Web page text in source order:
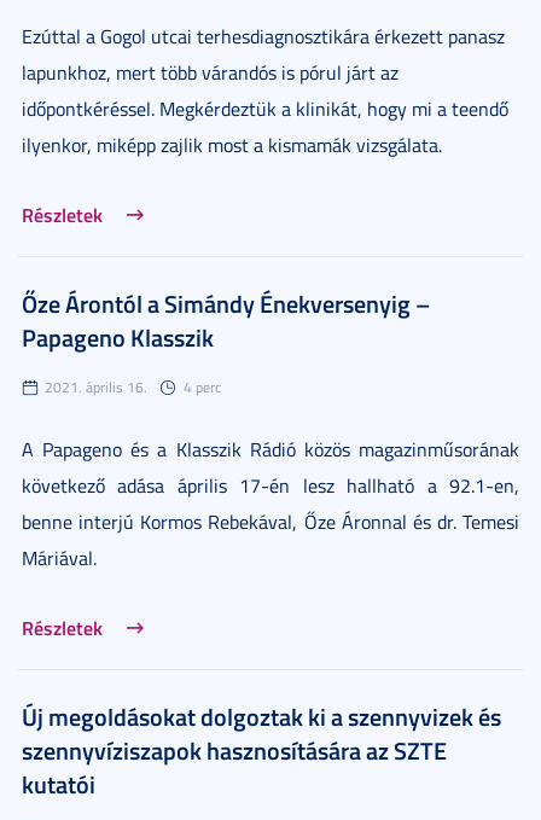
Ezúttal a Gogol utcai terhesdiagnosztikára érkezett panasz
lapunkhoz, mert több várandós is pórul járt az
időpontkéréssel. Megkérdeztük a klinikát, hogy mi a teendő
ilyenkor, miképp zajlik most a kismamák vizsgálata.
Részletek
Őze Árontól a Simándy Énekversenyig –
Papageno Klasszik
2021. április 16. 4 perc
A Papageno és a Klasszik Rádió közös magazinműsorának
következő adása április 17-én lesz hallható a 92.1-en,
benne interjú Kormos Rebekával, Őze Áronnal és dr. Temesi
Máriával.
Részletek
Új megoldásokat dolgoztak ki a szennyvizek és
szennyvíziszapok hasznosítására az SZTE
kutatói